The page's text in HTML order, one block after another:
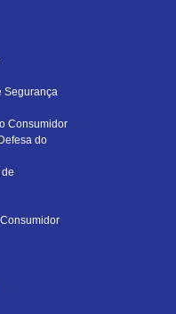
Segurança
Consumidor
do